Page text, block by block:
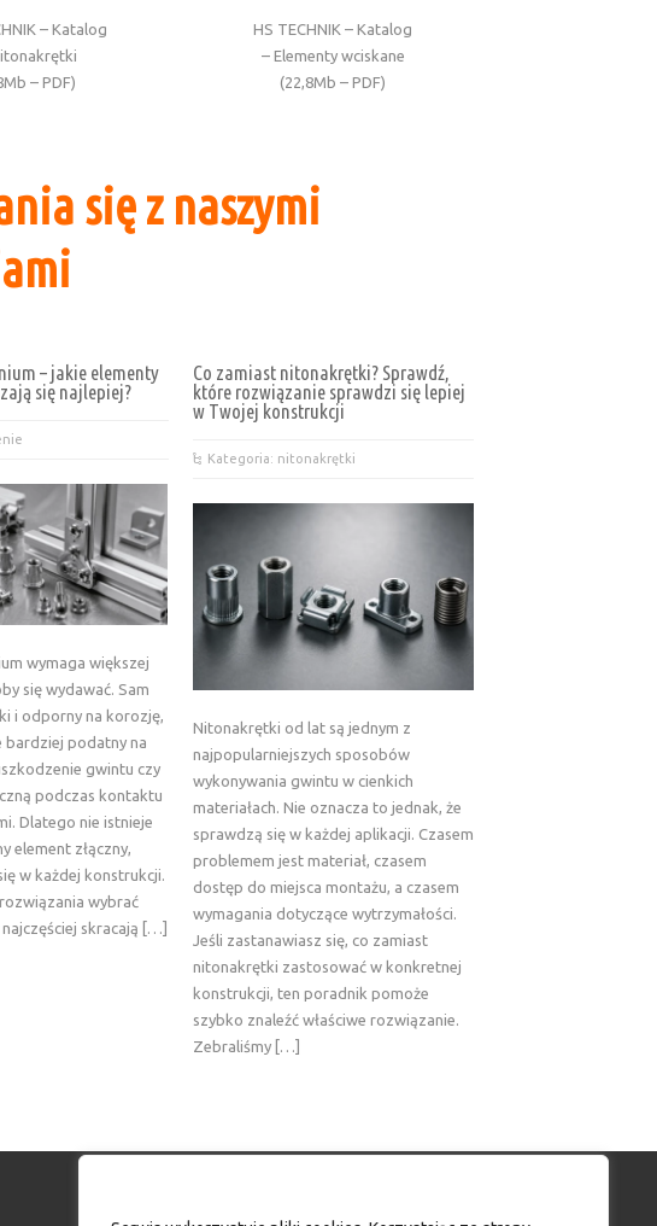
– Katalog
– PDF)
HS TECHNIK – Katalog
– Elementy wciskane
(22,8Mb – PDF)
się z naszymi
– jakie elementy
się najlepiej?
wymaga większej
się wydawać. Sam
i odporny na korozję,
bardziej podatny na
gwintu czy
podczas kontaktu
Dlatego nie istnieje
element złączny,
w każdej konstrukcji.
wybrać
skracają […]
Co zamiast nitonakrętki? Sprawdź,
które rozwiązanie sprawdzi się lepiej
w Twojej konstrukcji
Kategoria: nitonakrętki
Nitonakrętki od lat są jednym z
najpopularniejszych sposobów
wykonywania gwintu w cienkich
materiałach. Nie oznacza to jednak, że
sprawdzą się w każdej aplikacji. Czasem
problemem jest materiał, czasem
dostęp do miejsca montażu, a czasem
wymagania dotyczące wytrzymałości.
Jeśli zastanawiasz się, co zamiast
nitonakrętki zastosować w konkretnej
konstrukcji, ten poradnik pomoże
szybko znaleźć właściwe rozwiązanie.
Zebraliśmy […]